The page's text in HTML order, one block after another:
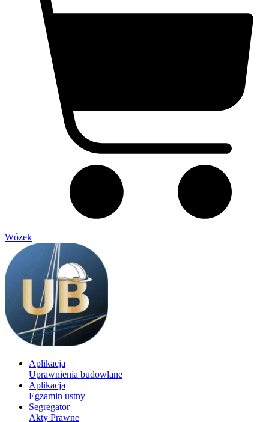
Wózek
Aplikacja
Uprawnienia budowlane
Aplikacja
Egzamin ustny
Segregator
Akty Prawne